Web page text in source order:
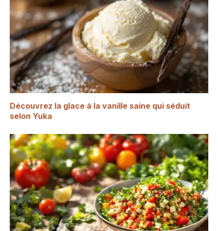
Découvrez la glace à la vanille saine qui séduit
selon Yuka